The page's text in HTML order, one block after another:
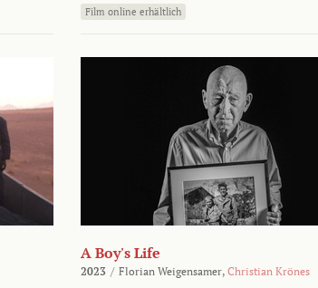
Film online erhältlich
A Boy's Life
2023 / Florian Weigensamer, Christian Krönes